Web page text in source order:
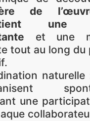
de
une
et une
tout au long du
naturelle
une